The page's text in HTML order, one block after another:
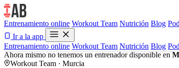
Entrenamiento online Workout Team Nutrición Blog
Ir a la app
Entrenamiento online Workout Team Nutrición Blog
Ahora mismo no tenemos un entrenador disponible en
Workout Team · Murcia